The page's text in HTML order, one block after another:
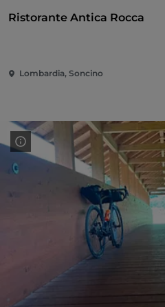
Ristorante Antica Rocca
Lombardia, Soncino